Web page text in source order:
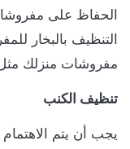
الحفاظ على
التنظيف بالبخار
مفروشات منزلك
تنظيف الكنب
يجب أن يتم الاهتمام